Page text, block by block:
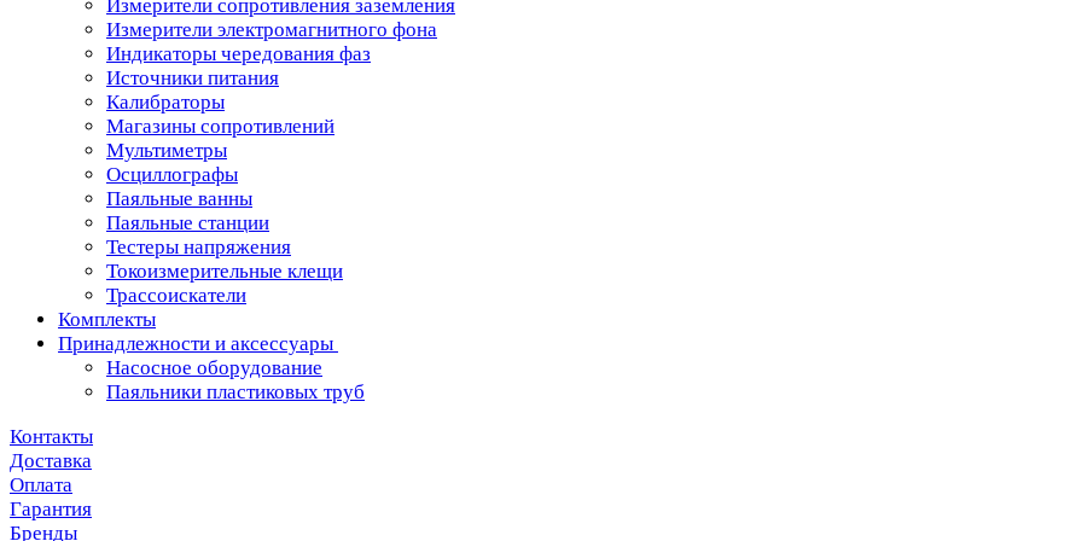
Измерители сопротивления заземления
Измерители электромагнитного фона
Индикаторы чередования фаз
Источники питания
Калибраторы
Магазины сопротивлений
Мультиметры
Осциллографы
Паяльные ванны
Паяльные станции
Тестеры напряжения
Токоизмерительные клещи
Трассоискатели
Комплекты
Принадлежности и аксессуары
Насосное оборудование
Паяльники пластиковых труб
Контакты
Доставка
Оплата
Гарантия
Бренды